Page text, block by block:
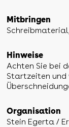
Mitbringen
Hinweise
Achten Sie bei
Startzeiten und
Organisation
Stein Egerta /